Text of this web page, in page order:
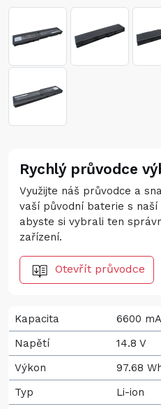
Rychlý průvodce
Využijte náš průvodce a
vaší původní baterie s
abyste si vybrali ten
zařízení.
Otevřít průvodce
Kapacita
6600
Napětí
14.8 V
Výkon
97.68
Typ
Li-ion